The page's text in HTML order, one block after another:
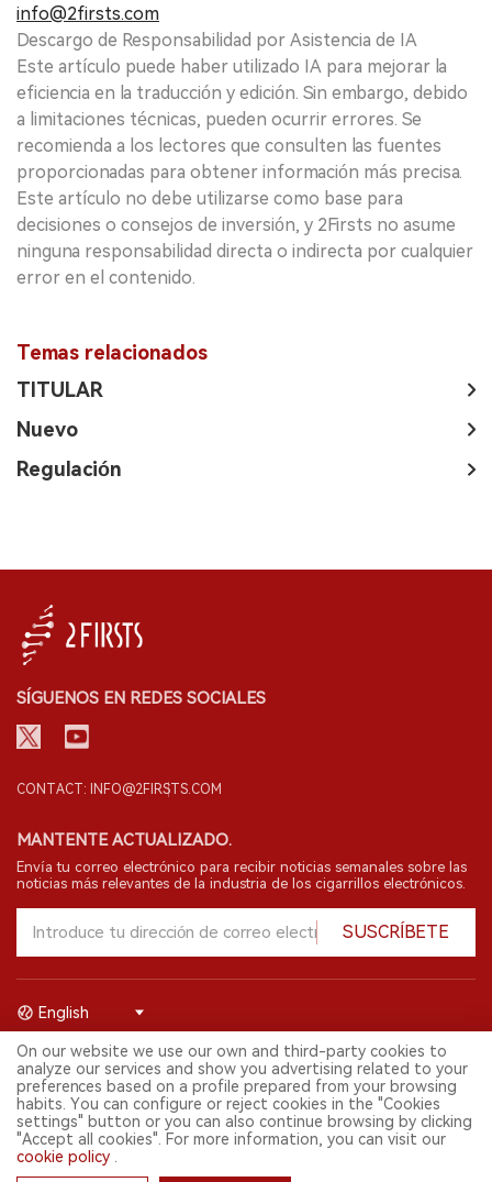
info@2firsts.com
Descargo de Responsabilidad por Asistencia de IA
Este artículo puede haber utilizado IA para mejorar la
eficiencia en la traducción y edición. Sin embargo, debido
a limitaciones técnicas, pueden ocurrir errores. Se
recomienda a los lectores que consulten las fuentes
proporcionadas para obtener información más precisa.
Este artículo no debe utilizarse como base para
decisiones o consejos de inversión, y 2Firsts no asume
ninguna responsabilidad directa o indirecta por cualquier
error en el contenido.
Temas relacionados
TITULAR
Nuevo
Regulación
SÍGUENOS EN REDES SOCIALES
CONTACT: INFO@2FIRSTS.COM
MANTENTE ACTUALIZADO.
Envía tu correo electrónico para recibir noticias semanales sobre las
noticias más relevantes de la industria de los cigarrillos electrónicos.
SUSCRÍBETE
© 2026 Shenzhen 2FIRSTS Technology Co.,Ltd. Todos los derechos
reservados.
2FIRSTS solo es accesible para profesionales de la industria,
investigadores, medios y otros profesionales. El acceso por menores
está prohibido.
Este sitio web presta servicios a usuarios fuera del territorio chino
continental. Para usuarios en la China continental, por favor
English
On our website we use our own and third-party cookies to
analyze our services and show you advertising related to your
preferences based on a profile prepared from your browsing
habits. You can configure or reject cookies in the "Cookies
settings" button or you can also continue browsing by clicking
"Accept all cookies". For more information, you can visit our
cookie policy